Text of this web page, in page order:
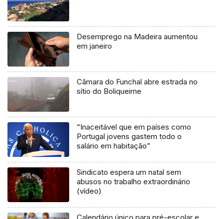
Desemprego na Madeira aumentou
em janeiro
Câmara do Funchal abre estrada no
sítio do Boliqueime
“Inaceitável que em países como
Portugal jovens gastem todo o
salário em habitação”
Sindicato espera um natal sem
abusos no trabalho extraordinário
(vídeo)